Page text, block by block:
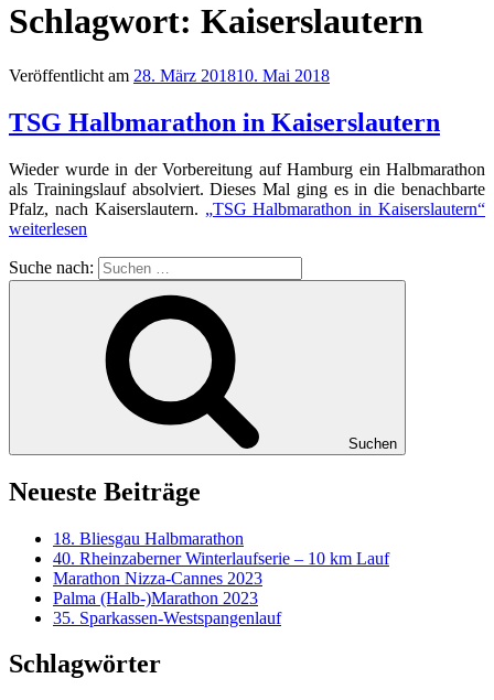
Schlagwort: Kaiserslautern
Veröffentlicht am 28. März 201810. Mai 2018
TSG Halbmarathon in Kaiserslautern
Wieder wurde in der Vorbereitung auf Hamburg ein Halbmarathon
als Trainingslauf absolviert. Dieses Mal ging es in die benachbarte
Pfalz, nach Kaiserslautern. „TSG Halbmarathon in Kaiserslautern“
weiterlesen
Suche nach:
Suchen
Neueste Beiträge
18. Bliesgau Halbmarathon
40. Rheinzaberner Winterlaufserie – 10 km Lauf
Marathon Nizza-Cannes 2023
Palma (Halb-)Marathon 2023
35. Sparkassen-Westspangenlauf
Schlagwörter